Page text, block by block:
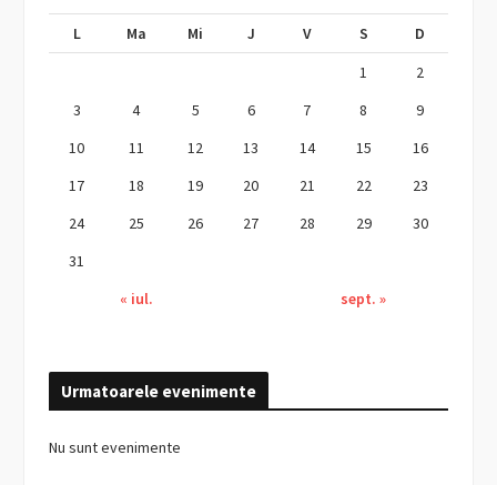
L Ma Mi J V S
D
1
2
3
4 5 6 7 8
9
10
11 12 13 14 15
16
17
18 19 20 21 22
23
24
25 26 27 28 29
30
31
« iul.
sept. »
Urmatoarele evenimente
Nu sunt evenimente